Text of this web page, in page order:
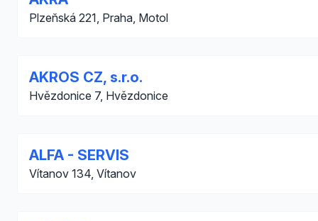
Plzeňská 221, Praha, Motol
AKROS CZ, s.r.o.
Hvězdonice 7, Hvězdonice
ALFA - SERVIS
Vítanov 134, Vítanov